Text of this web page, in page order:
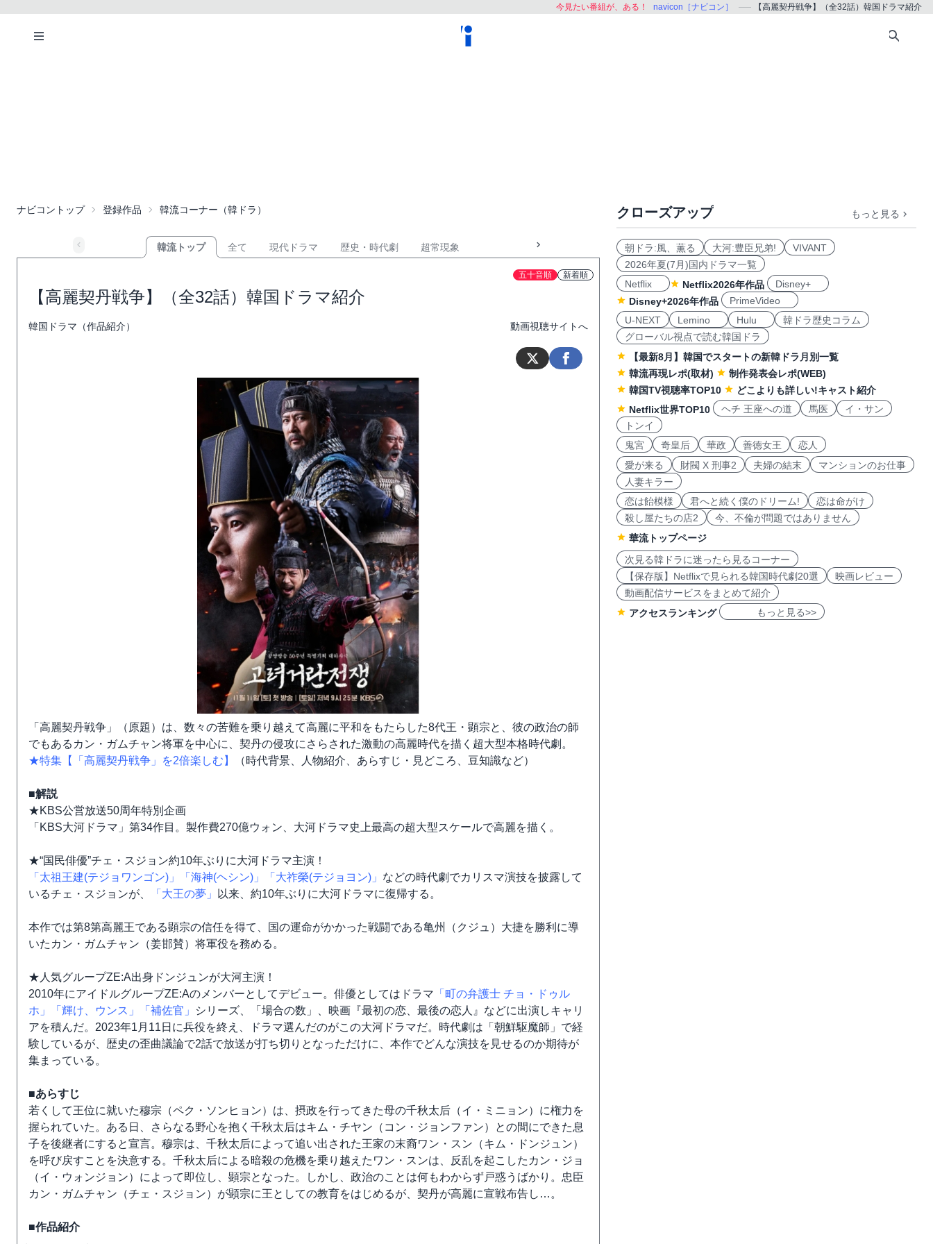
今見たい番組が、ある！ navicon［ナビコン］ 【高麗契丹戦争】（全32話）韓国ドラマ紹介
ナビコントップ 登録作品 韓流コーナー（韓ドラ）
韓流トップ 全て 現代ドラマ 歴史・時代劇 超常現象
五十音順 新着順
【高麗契丹戦争】（全32話）韓国ドラマ紹介
韓国ドラマ（作品紹介） 動画視聴サイトへ
「高麗契丹戦争」（原題）は、数々の苦難を乗り越えて高麗に平和をもたらした8代王・顕宗と、彼の政治の師
でもあるカン・ガムチャン将軍を中心に、契丹の侵攻にさらされた激動の高麗時代を描く超大型本格時代劇。
★特集【「高麗契丹戦争」を2倍楽しむ】
（時代背景、人物紹介、あらすじ・見どころ、豆知識など）
■解説
★KBS公営放送50周年特別企画
「KBS大河ドラマ」第34作目。製作費270億ウォン、大河ドラマ史上最高の超大型スケールで高麗を描く。
★“国民俳優”チェ・スジョン約10年ぶりに大河ドラマ主演！
「太祖王建(テジョワンゴン)」
「海神(ヘシン)」 「大祚榮(テジョヨン)」 などの時代劇でカリスマ演技を披露して
いるチェ・スジョンが、
「大王の夢」 以来、約10年ぶりに大河ドラマに復帰する。
本作では第8第高麗王である顕宗の信任を得て、国の運命がかかった戦闘である亀州（クジュ）大捷を勝利に導
いたカン・ガムチャン（姜邯賛）将軍役を務める。
★人気グループZE:A出身ドンジュンが大河主演！
2010年にアイドルグループZE:Aのメンバーとしてデビュー。俳優としてはドラマ 「町の弁護士 チョ・ドゥル
ホ」
「輝け、ウンス」 「補佐官」
シリーズ、「場合の数」、映画『最初の恋、最後の恋人』などに出演しキャリ
アを積んだ。2023年1月11日に兵役を終え、ドラマ選んだのがこの大河ドラマだ。時代劇は「朝鮮駆魔師」で経
験しているが、歴史の歪曲議論で2話で放送が打ち切りとなっただけに、本作でどんな演技を見せるのか期待が
集まっている。
■あらすじ
若くして王位に就いた穆宗（ペク・ソンヒョン）は、摂政を行ってきた母の千秋太后（イ・ミニョン）に権力を
握られていた。ある日、さらなる野心を抱く千秋太后はキム・チヤン（コン・ジョンファン）との間にできた息
子を後継者にすると宣言。穆宗は、千秋太后によって追い出された王家の末裔ワン・スン（キム・ドンジュン）
を呼び戻すことを決意する。千秋太后による暗殺の危機を乗り越えたワン・スンは、反乱を起こしたカン・ジョ
（イ・ウォンジョン）によって即位し、顕宗となった。しかし、政治のことは何もわからず戸惑うばかり。忠臣
カン・ガムチャン（チェ・スジョン）が顕宗に王としての教育をはじめるが、契丹が高麗に宣戦布告し…。
■作品紹介
クローズアップ もっと見る
朝ドラ:風、薫る 大河:豊臣兄弟!
VIVANT
2026年夏(7月)国内ドラマ一覧
Netflix
Netflix2026年作品
Disney+
Disney+2026年作品
PrimeVideo
U-NEXT
Lemino Hulu
韓ドラ歴史コラム
グローバル視点で読む韓国ドラ
【最新8月】韓国でスタートの新韓ドラ月別一覧
韓流再現レポ(取材)
制作発表会レポ(WEB)
韓国TV視聴率TOP10
どこよりも詳しい!キャスト紹介
Netflix世界TOP10
ヘチ 王座への道 馬医
イ・サン
トンイ
鬼宮
奇皇后 華政 善徳女王
恋人
愛が来る
財閥 X 刑事2 夫婦の結末
マンションのお仕事
人妻キラー
恋は飴模様
君へと続く僕のドリーム!
恋は命がけ
殺し屋たちの店2
今、不倫が問題ではありません
華流トップページ
次見る韓ドラに迷ったら見るコーナー
【保存版】Netflixで見られる韓国時代劇20選
映画レビュー
動画配信サービスをまとめて紹介
アクセスランキング
もっと見る>>